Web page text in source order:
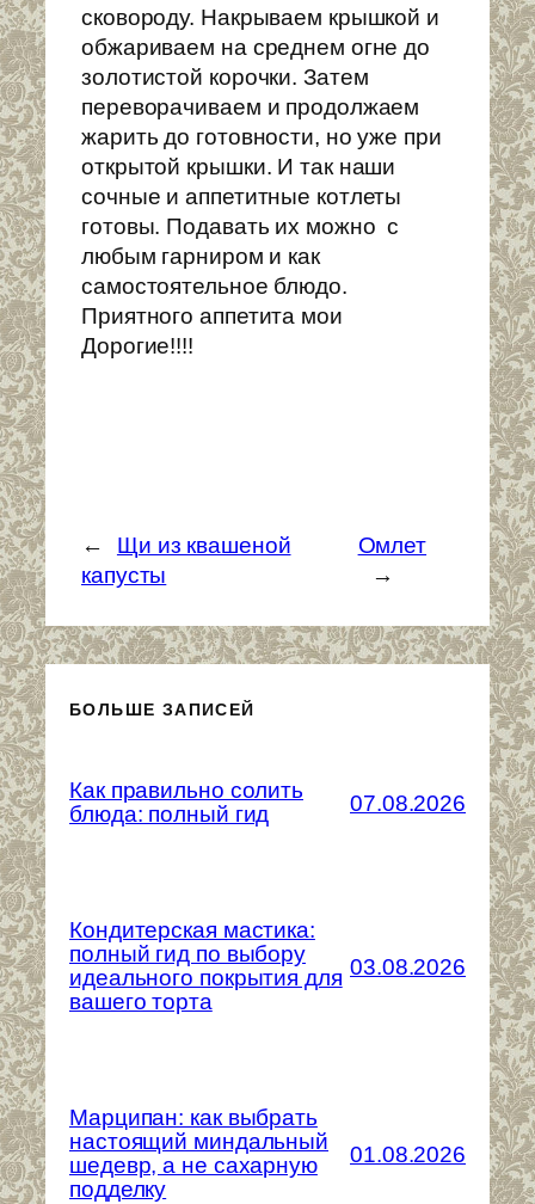
сковороду. Накрываем крышкой и
обжариваем на среднем огне до
золотистой корочки. Затем
переворачиваем и продолжаем
жарить до готовности, но уже при
открытой крышки. И так наши
сочные и аппетитные котлеты
готовы. Подавать их можно с
любым гарниром и как
самостоятельное блюдо.
Приятного аппетита мои
Дорогие!!!!
←
Щи из квашеной
капусты
Омлет
→
БОЛЬШЕ ЗАПИСЕЙ
Как правильно солить
блюда: полный гид
07.08.2026
Кондитерская мастика:
полный гид по выбору
идеального покрытия для
вашего торта
03.08.2026
Марципан: как выбрать
настоящий миндальный
шедевр, а не сахарную
подделку
01.08.2026